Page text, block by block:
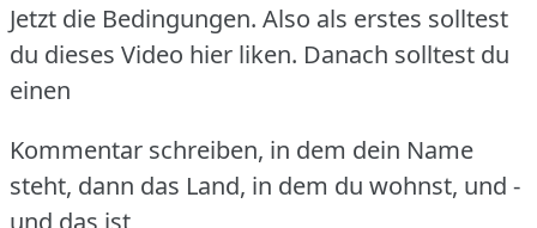
Jetzt die Bedingungen. Also als erstes solltest
du dieses Video hier liken. Danach solltest du
einen
Kommentar schreiben, in dem dein Name
steht, dann das Land, in dem du wohnst, und -
und das ist